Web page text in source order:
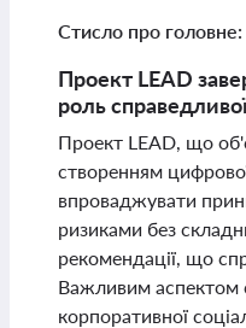
Стисло про головне:
Проект LEAD
роль
Проект LEAD, що
створенням
впроваджувати
ризиками без
рекомендації, що
Важливим аспектом
корпоративної